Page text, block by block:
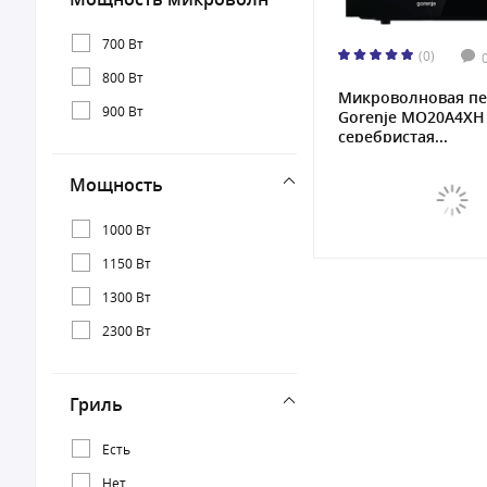
700 Вт
800 Вт
900 Вт
Мощность
1000 Вт
1150 Вт
1300 Вт
2300 Вт
Гриль
Есть
Нет
(0)
Микроволновая
Gorenje MO20A4XH
серебристая...